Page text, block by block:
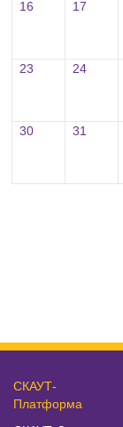
16 17
23 24
30 31
СКАУТ-
Платформа